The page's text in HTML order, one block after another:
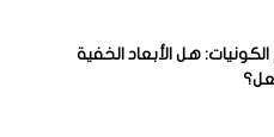
هل الأبعاد الخفية